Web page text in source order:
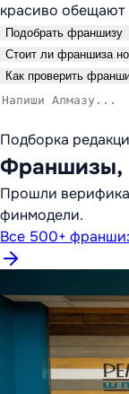
красиво обещают
Подобрать франшизу
Стоит ли франшиза
Как проверить
Подборка
Франшизы,
Прошли
финмодели.
Все 500+